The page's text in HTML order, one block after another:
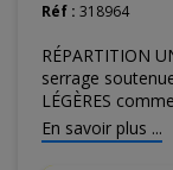
Réf : 318964
RÉPARTITION
serrage
LÉGÈRES
En savoir plus ...